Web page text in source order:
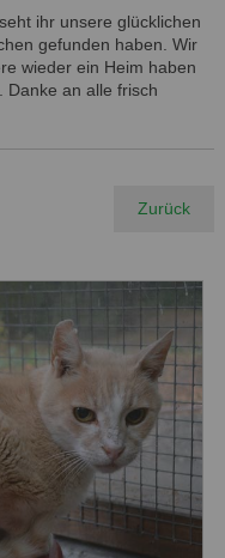
ihr unsere glücklichen
gefunden haben. Wir
wieder ein Heim haben
Danke an alle frisch
Zurück